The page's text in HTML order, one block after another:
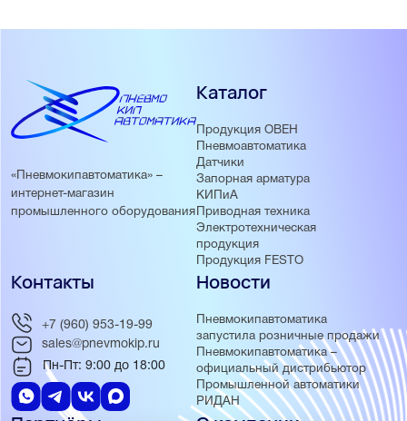
«Пневмокипавтоматика» –
интернет-магазин
промышленного оборудования
Каталог
Продукция ОВЕН
Пневмоавтоматика
Датчики
Запорная арматура
КИПиА
Приводная техника
Электротехническая
продукция
Продукция FESTO
Новости
Пневмокипавтоматика
запустила розничные продажи
Пневмокипавтоматика –
официальный дистрибьютор
Промышленной автоматики
РИДАН
Контакты
+7 (960) 953-19-99
sales@pnevmokip.ru
Пн-Пт: 9:00 до 18:00